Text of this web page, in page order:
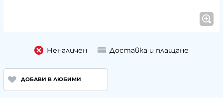
Неналичен Доставка и плащане
ДОБАВИ В ЛЮБИМИ